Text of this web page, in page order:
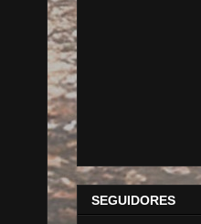
SEGUIDORES